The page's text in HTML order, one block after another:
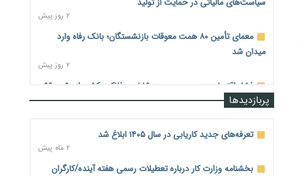
۲ روز پیش
معمای تأمین ۸۰ همت معوقات بازنشستگان؛ بانک رفاه وارد
میدان شد
۲ روز پیش
فشار اقتصادی در مسیر صعود؛ شاخص فلاکت کشور از ۹۰ به ۹۶
درصد رسید
رشد ۷۵ هزار میلیاردی بازار خرید اعتباری؛ فین‌تک‌ها وارد میدان
۲ روز پیش
پربازدیدها
تعرفه‌های جدید کاریابی در سال ۱۴۰۵ ابلاغ شد
۲ ماه پیش
بخشنامه وزارت کار درباره تعطیلات رسمی هفته آینده/کارگران